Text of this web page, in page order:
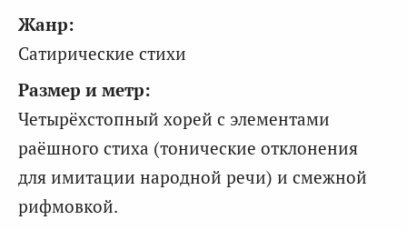
Жанр:
Сатирические стихи
Размер и метр:
Четырёхстопный хорей с элементами
раёшного стиха (тонические отклонения
для имитации народной речи) и смежной
рифмовкой.